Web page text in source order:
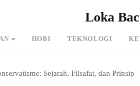
Loka
HOBI TEKNOLOGI
Sejarah, Filsafat, dan Prinsip